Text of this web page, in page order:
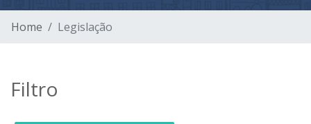
Home Legislação
Filtro